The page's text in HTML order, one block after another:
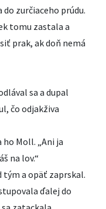
zurčiaceho prúdu.
tomu zastala a
prak, ak doň nemá
sa a dupal
čo odjakživa
Moll. „Ani ja
na lov.“
tým a opäť zaprskal.
ďalej do